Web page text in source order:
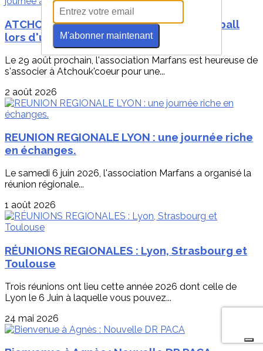
ATCHOUK'COEUR : Découvrez le tchoukball
lors d'une journée à Nantes !
Le 29 août prochain, l'association Marfans est heureuse de
s'associer à Atchouk'coeur pour une...
2 août 2026
REUNION REGIONALE LYON : une journée riche
en échanges.
Le samedi 6 juin 2026, l'association Marfans a organisé la
réunion régionale...
1 août 2026
RÉUNIONS REGIONALES : Lyon, Strasbourg et
Toulouse
Trois réunions ont lieu cette année 2026 dont celle de
Lyon le 6 Juin à laquelle vous pouvez...
24 mai 2026
M'abonner maintenant